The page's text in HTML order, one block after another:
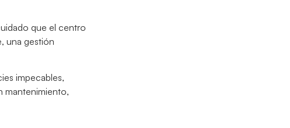
que el centro
una gestión
impecables,
mantenimiento,